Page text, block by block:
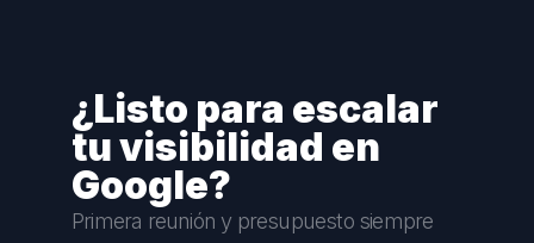
¿Listo para escalar
tu visibilidad en
Google?
Primera reunión y presupuesto siempre